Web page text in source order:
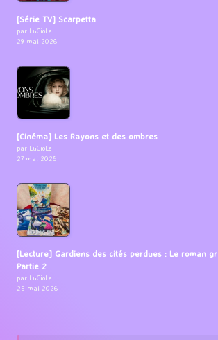
[Série TV] Scarpetta
par LuCioLe
29 mai 2026
[Cinéma] Les Rayons et des ombres
par LuCioLe
27 mai 2026
[Lecture] Gardiens des cités perdues : Le roman
Partie 2
par LuCioLe
25 mai 2026